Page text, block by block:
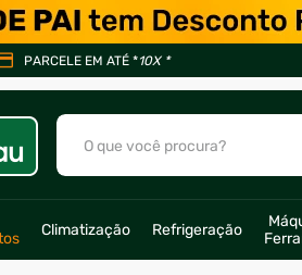
PARCELE EM ATÉ *10X *
O que você procura?
Climatização Refrigeração
TERMOS MAIS BUSCADOS
1º
ar condicionado